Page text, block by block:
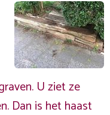
U ziet ze
Dan is het haast